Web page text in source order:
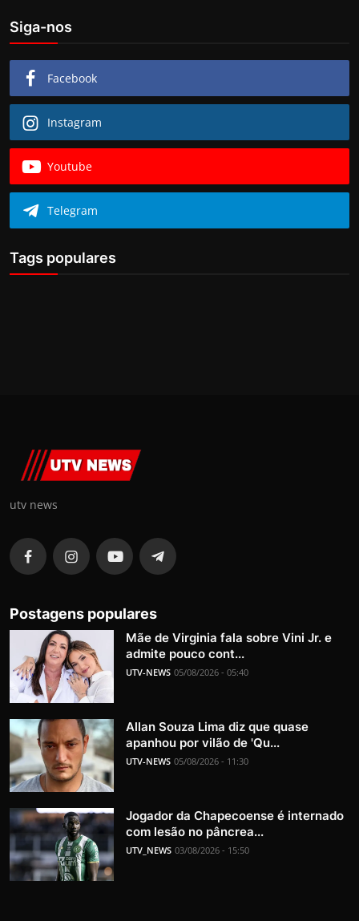
Siga-nos
Facebook
Instagram
Youtube
Telegram
Tags populares
utv news
Postagens populares
Mãe de Virginia fala sobre Vini Jr. e
admite pouco cont...
UTV-NEWS 05/08/2026 - 05:40
Allan Souza Lima diz que quase
apanhou por vilão de 'Qu...
UTV-NEWS 05/08/2026 - 11:30
Jogador da Chapecoense é internado
com lesão no pâncrea...
UTV_NEWS 03/08/2026 - 15:50